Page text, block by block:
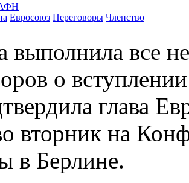
Евросоюз Переговоры Членство
выполнила все
о
глава
вторник на
в Берлине.